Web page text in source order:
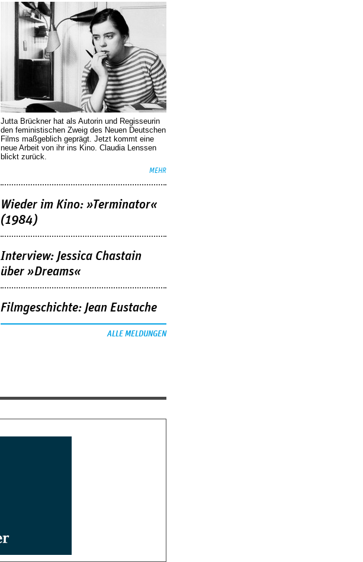
Jutta Brückner hat als Autorin und Regisseurin
den feministischen Zweig des Neuen Deutschen
Films maßgeblich geprägt. Jetzt kommt eine
neue Arbeit von ihr ins Kino. Claudia Lenssen
blickt zurück.
MEHR
Wieder im Kino: »Terminator«
(1984)
Interview: Jessica Chastain
über »Dreams«
Filmgeschichte: Jean Eustache
ALLE MELDUNGEN